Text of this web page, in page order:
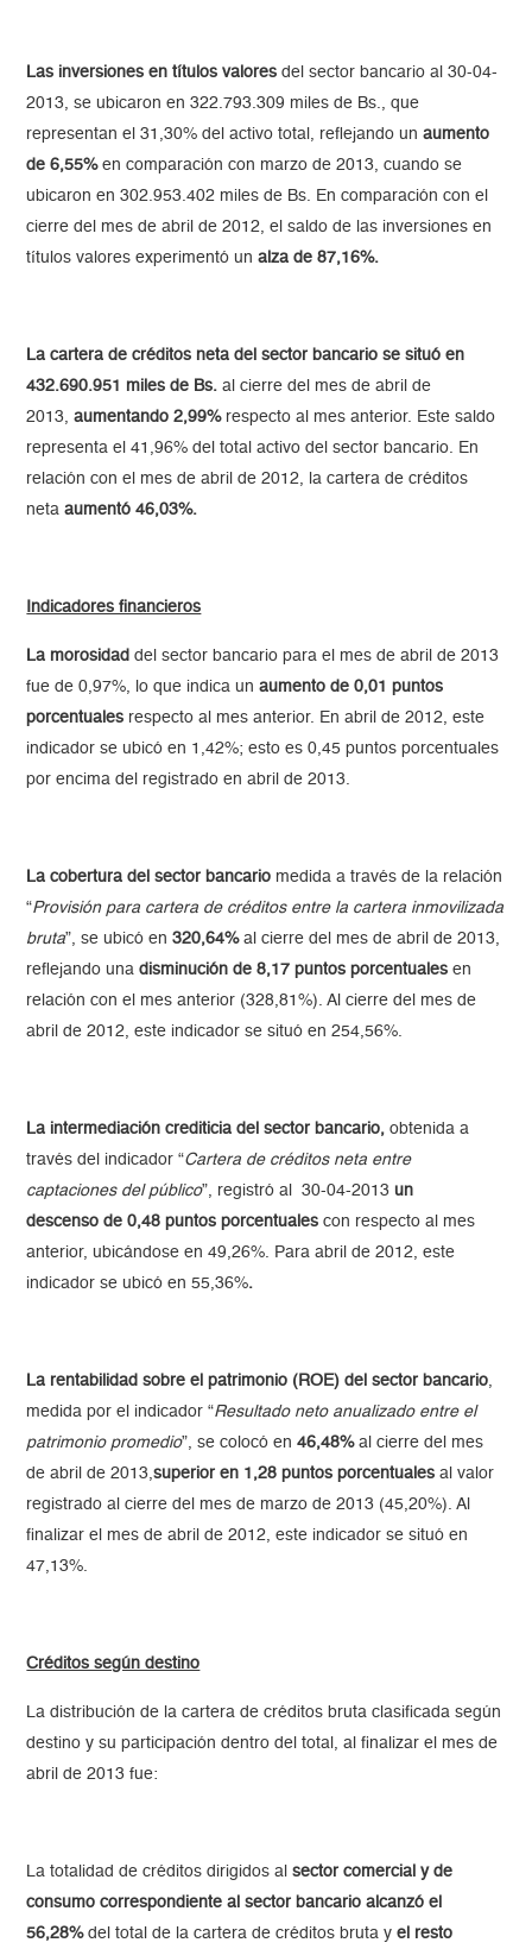
Las inversiones en títulos valores del sector bancario al 30-04-
2013, se ubicaron en 322.793.309 miles de Bs., que
representan el 31,30% del activo total, reflejando unaumento
de 6,55%en comparación con marzo de 2013, cuando se
ubicaron en 302.953.402 miles de Bs. En comparación con el
cierre del mes de abril de 2012, el saldo de las inversiones en
títulos valores experimentó unalza de 87,16%.
La cartera de créditos neta del sector bancario se situó en
432.690.951 miles de Bs. al cierre del mes de abril de
2013,aumentando 2,99% respecto al mes anterior. Este saldo
representa el 41,96% del total activo del sector bancario. En
relación con el mes de abril de 2012, la cartera de créditos
netaaumentó 46,03%.
Indicadores financieros
La morosidad del sector bancario para el mes de abril de 2013
fue de 0,97%, lo que indica unaumento de 0,01 puntos
porcentuales respecto al mes anterior. En abril de 2012, este
indicador se ubicó en 1,42%; esto es 0,45 puntos porcentuales
por encima del registrado en abril de 2013.
La cobertura del sector bancario medida a través de la relación
“Provisión para cartera de créditos entre la cartera inmovilizada
bruta”, se ubicó en320,64%al cierre del mes de abril de 2013,
reflejando unadisminución de 8,17 puntos porcentuales en
relación con el mes anterior (328,81%). Al cierre del mes de
abril de 2012, este indicador se situó en 254,56%.
La intermediación crediticia del sector bancario, obtenida a
través del indicador “Cartera de créditos neta entre
captaciones del público”, registró al 30-04-2013un
descenso de 0,48 puntos porcentuales con respecto al mes
anterior, ubicándose en 49,26%. Para abril de 2012, este
indicador se ubicó en 55,36%.
La rentabilidad sobre el patrimonio (ROE) del sector bancario,
medida por el indicador “Resultado neto anualizado entre el
patrimonio promedio”, se colocó en46,48%al cierre del mes
de abril de 2013,superior en 1,28 puntos porcentualesal valor
registrado al cierre del mes de marzo de 2013 (45,20%). Al
finalizar el mes de abril de 2012, este indicador se situó en
47,13%.
Créditos según destino
La distribución de la cartera de créditos bruta clasificada según
destino y su participación dentro del total, al finalizar el mes de
abril de 2013 fue:
La totalidad de créditos dirigidos alsector comercial y de
consumo correspondiente al sector bancario alcanzó el
56,28%del total de la cartera de créditos bruta yel resto